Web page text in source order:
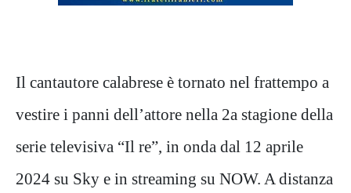
Il cantautore calabrese è tornato nel frattempo a
vestire i panni dell’attore nella 2a stagione della
serie televisiva “Il re”, in onda dal 12 aprile
2024 su Sky e in streaming su NOW. A distanza